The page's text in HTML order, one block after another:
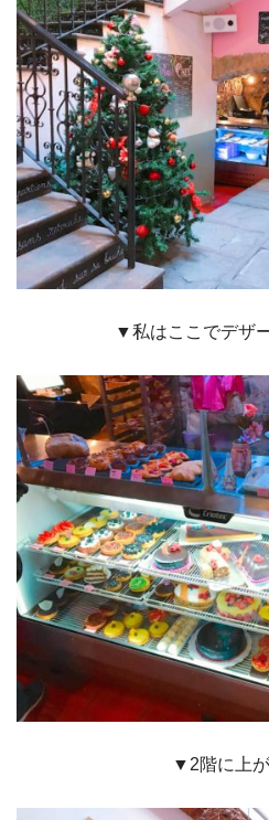
▼私はここでデザ
▼2階に上